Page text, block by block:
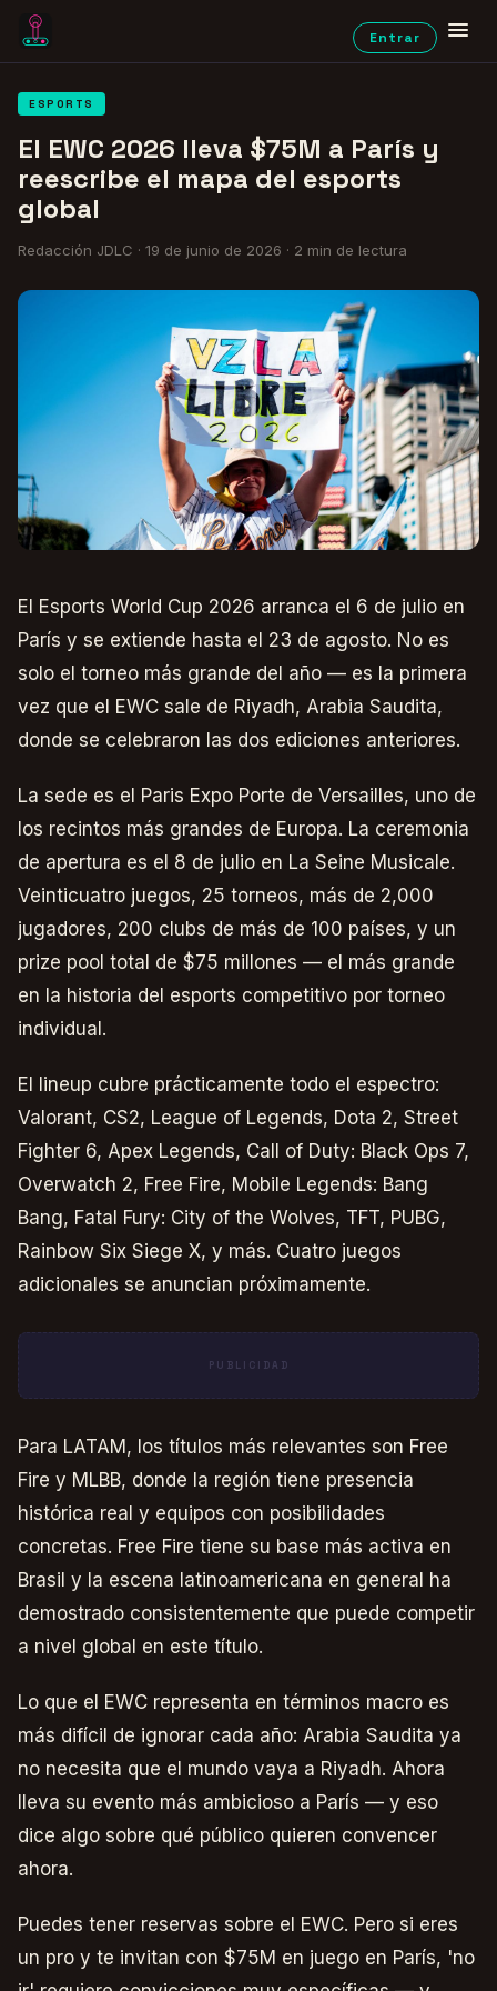
Entrar
ESPORTS
El EWC 2026 lleva $75M a París y
reescribe el mapa del esports
global
Redacción JDLC · 19 de junio de 2026 · 2 min de lectura
El Esports World Cup 2026 arranca el 6 de julio en
París y se extiende hasta el 23 de agosto. No es
solo el torneo más grande del año — es la primera
vez que el EWC sale de Riyadh, Arabia Saudita,
donde se celebraron las dos ediciones anteriores.
La sede es el Paris Expo Porte de Versailles, uno de
los recintos más grandes de Europa. La ceremonia
de apertura es el 8 de julio en La Seine Musicale.
Veinticuatro juegos, 25 torneos, más de 2,000
jugadores, 200 clubs de más de 100 países, y un
prize pool total de $75 millones — el más grande
en la historia del esports competitivo por torneo
individual.
El lineup cubre prácticamente todo el espectro:
Valorant, CS2, League of Legends, Dota 2, Street
Fighter 6, Apex Legends, Call of Duty: Black Ops 7,
Overwatch 2, Free Fire, Mobile Legends: Bang
Bang, Fatal Fury: City of the Wolves, TFT, PUBG,
Rainbow Six Siege X, y más. Cuatro juegos
adicionales se anuncian próximamente.
PUBLICIDAD
Para LATAM, los títulos más relevantes son Free
Fire y MLBB, donde la región tiene presencia
histórica real y equipos con posibilidades
concretas. Free Fire tiene su base más activa en
Brasil y la escena latinoamericana en general ha
demostrado consistentemente que puede competir
a nivel global en este título.
Lo que el EWC representa en términos macro es
más difícil de ignorar cada año: Arabia Saudita ya
no necesita que el mundo vaya a Riyadh. Ahora
lleva su evento más ambicioso a París — y eso
dice algo sobre qué público quieren convencer
ahora.
Puedes tener reservas sobre el EWC. Pero si eres
un pro y te invitan con $75M en juego en París, 'no